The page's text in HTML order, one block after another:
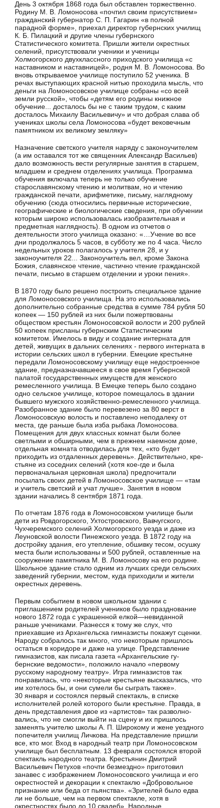
День 3 октября 1868 года был обставлен торжественно.
Родину М. В. Ломоносова «почтил своим присутствием»
граж­данский губернатор С. П. Гагарин «в полной
парадной форме», приехал директор губернских училищ
К. Б. Пилацкий и другие члены губернского
Статистического комитета. Пришли жители окрестных
селений, присутствовали ученики и ученицы
Холмогорского двухклассного приходского училища «с
наставником и наставницей», родня М. В. Ломоносова. Во
вновь открываемое училище поступило 52 ученика. В
речах выступающих красной нитью проходила мысль, что
деньги на Ломоносовское училище собраны «со всей
земли русской», чтобы «детям его родины книжное
обучение... досталось бы не с таким трудом, с каким
досталось Михаилу Васильевичу» и что добрая слава об
уче­никах школы села Ломоносова «будет вековечным
памятником их великому земляку»
Назначение светского учителя наряду с законоучителем
(а им оставался тот же священник Александр Васильев)
дало возможность вести регулярные занятия в старшем,
младшем и среднем отделениях училища. Программа
обучения включала теперь не только обучение
старославянскому чтению и молит­вам, но и чтению
гражданской печати, арифметике, письму, на­глядному
обучению (сюда относились первичные исторические,
географические и биологические сведения, при обучении
кото­рым широко использовалась изобразительная и
предметная наглядность). В одном из отчетов о
деятельности этого училища оказано: «…Учение во все
дни продолжалось 5 часов, в субботу же по 4 часа. Число
недельных уроков полагалось у учителя 28, и у
законоучителя 22... Законоучитель вел, кроме Закона
Божия, славянское чтение, частично чтение гражданской
печати, письмо в старшем отделении и уроки пения».
В 1870 году было решено построить специальное здание
для Ломоносовского училища. На это использовались
дополнительно собранные средства в сумме 784 рубля 50
копеек — 150 руб­лей из них были пожертвованы
обществом крестьян Ломоносов­ской волости и 200 рублей
50 копеек присланы губернским Ста­тистическим
комитетом. Имелось в виду и создание интерната для
детей, живущих в дальних селениях - первого интерната в
истории сельских школ в губернии. Емецкие крестьяне
передали Ломоносовскому училищу еще недостроенное
здание, предназ­начавшееся в свое время Губернской
палатой государственных имуществ для женского
ремесленного училища. В Емецке те­перь было создано
одно сельское училище, которое помещалось в здании
бывшего мужского хозяйственно-ремесленного учили­ща.
Разобранное здание было перевезено за 80 верст в
Ломо­носовскую волость и поставлено неподалеку от
места, где рань­ше была изба рыбака Ломоносова.
Помещения для двух клас­сных комнат были более
светлыми и обширными, чем в прежнем наемном доме,
отдельная комната отводилась для тех, «кто будет
приходить из отдаленных деревень». Действительно, кре­
стьяне из соседних селений (хотя кое-где и была
первоначаль­ная церковная школа) предпочитали
посылать своих детей в Ломоносовское училище — «там
и учитель светский и учат луч­ше». Занятия в новом
здании начались 8 сентября 1871 года.
По отчетам 1876 года в Ломоносовском училище были
дети из Ровдогорского, Ухтостровского, Вавчугского,
Чухчеремского се­лений Холмогорского уезда и даже из
Леуновской волости Пинежского уезда. В 1872 году на
достройку здания, его утепление, обшивку тесом, осушку
места были использованы и 500 рублей, оставленные на
сооружение памятника М. В. Ломоносову на его родине.
Школьное здание стало одним из лучших среди сельских
заведений губернии, местом, куда приходили и жители
окрестных деревень.
Первым событием в новом школьном здании с
приглашением родителей учеников было празднование
нового 1872 года с украшенной елкой—невиданной
раньше учениками. Разнесся к тому же слух, что
приехавшие из Архангельска гим­назисты покажут сценки.
Народу собралось так много, что неко­торым пришлось
остаться в коридоре и даже на улице. Пред­ставление
гимназистов, как писала газета «Архангельские гу­
бернские ведомости», положило начало «первому
русскому на­родному театру». Игра гимназистов так
понравилась, что «не­которые крестьяне высказались, что
им хотелось бы, и они су­мели бы сыграть также».
30 января и состоялся первый спектакль, в списке
исполнителей ролей которого были крестьяне. Правда, в
день представления двое из «артистов» так разволно­
вались, что не смогли выйти на сцену и их пришлось
заменять учителю школы А. П. Широкому и жене уездного
попечителя училищ Личкова. На представление пришли
все, кто мог. Вход в народный театр при Ломоносовском
училище был бесплат­ным. 13 февраля состоялся второй
спектакль народного театра. Крестьянин Дмитрий
Васильевич Петухов «почти безмездно» приготовил
занавес с изображением Ломоносовского училища и его
окрестностей и декорации к спектаклю «Добровольное
признание или беда от пьянства». «Зрителей было едва
ли не больше, чем на первом спектакле, хотя в
окрестностях было до 10 свадеб». Народные